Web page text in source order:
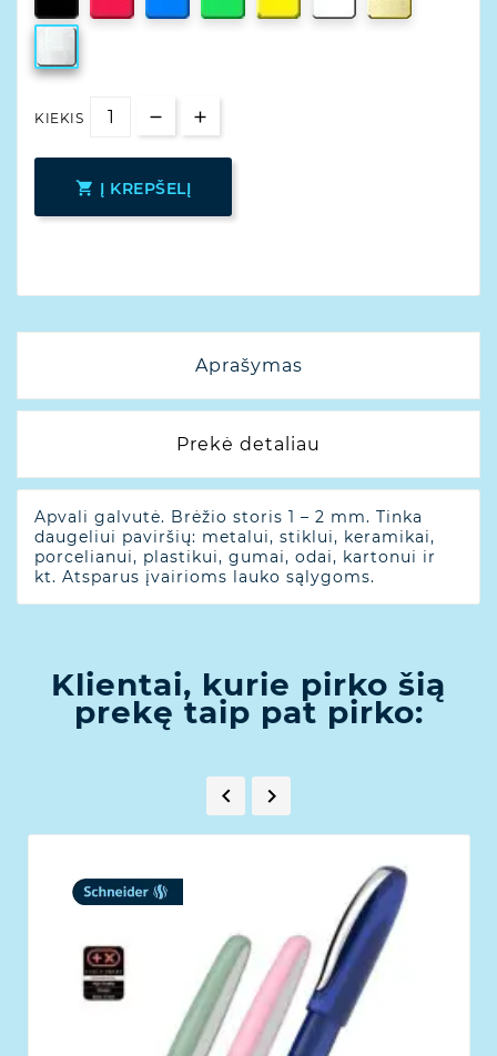
KIEKIS
 Į KREPŠELĮ
Aprašymas
Prekė detaliau
Apvali galvutė. Brėžio storis 1 – 2 mm. Tinka
daugeliui paviršių: metalui, stiklui, keramikai,
porcelianui, plastikui, gumai, odai, kartonui ir
kt. Atsparus įvairioms lauko sąlygoms.
Klientai, kurie pirko šią
prekę taip pat pirko:
 